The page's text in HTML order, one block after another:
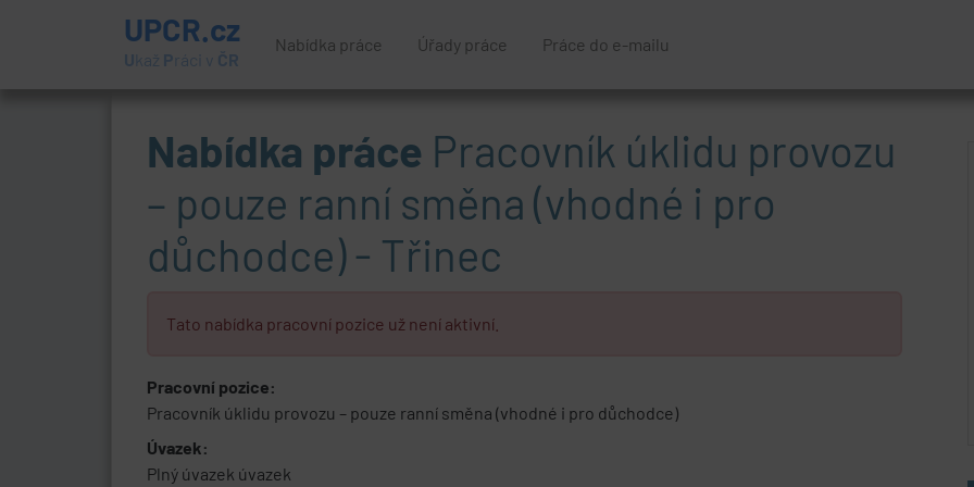
UPCR.cz
U kaž P ráci v ČR
Nabídka práce Úřady práce Práce do e-mailu
Nabídka práce Pracovník úklidu provozu
– pouze ranní směna (vhodné i pro
důchodce) - Třinec
Tato nabídka pracovní pozice už není aktivní.
Pracovní pozice:
Pracovník úklidu provozu – pouze ranní směna (vhodné i pro důchodce)
Úvazek:
Plný úvazek úvazek